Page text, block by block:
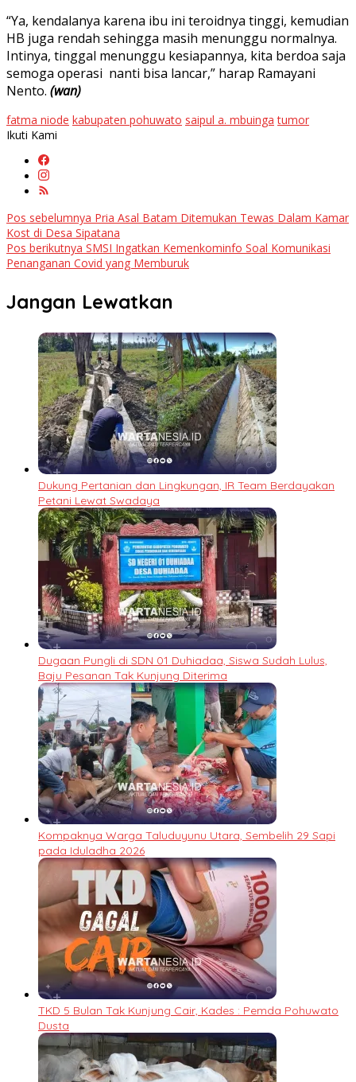
“Ya, kendalanya karena ibu ini teroidnya tinggi, kemudian
HB juga rendah sehingga masih menunggu normalnya.
Intinya, tinggal menunggu kesiapannya, kita berdoa saja
semoga operasi nanti bisa lancar,” harap Ramayani
Nento. (wan)
fatma niode kabupaten pohuwato saipul a. mbuinga tumor
Ikuti Kami
Navigasi
pos
Pos sebelumnya Pria Asal Batam Ditemukan Tewas Dalam Kamar
Kost di Desa Sipatana
Pos berikutnya SMSI Ingatkan Kemenkominfo Soal Komunikasi
Penanganan Covid yang Memburuk
Jangan Lewatkan
Dukung Pertanian dan Lingkungan, IR Team Berdayakan
Petani Lewat Swadaya
Dugaan Pungli di SDN 01 Duhiadaa, Siswa Sudah Lulus,
Baju Pesanan Tak Kunjung Diterima
Kompaknya Warga Taluduyunu Utara, Sembelih 29 Sapi
pada Iduladha 2026
TKD 5 Bulan Tak Kunjung Cair, Kades : Pemda Pohuwato
Dusta